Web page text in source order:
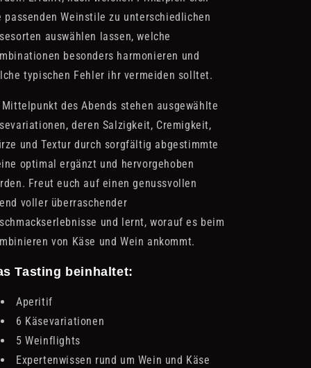
passenden Weinstile zu unterschiedlichen
auswählen lassen, welche
besonders harmonieren und
typischen Fehler ihr vermeiden solltet.
Mittelpunkt des Abends stehen ausgewählte
deren Salzigkeit, Cremigkeit,
und Textur durch sorgfältig abgestimmte
optimal ergänzt und hervorgehoben
Freut euch auf einen genussvollen
voller überraschender
und lernt, worauf es beim
von Käse und Wein ankommt.
Tasting beinhaltet:
Aperitif
6 Käsevariationen
5 Weinflights
Expertenwissen rund um Wein und Käse